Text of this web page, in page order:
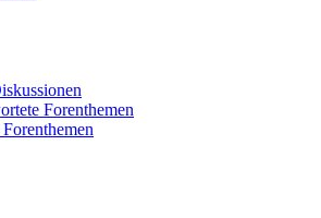
Forenthemen